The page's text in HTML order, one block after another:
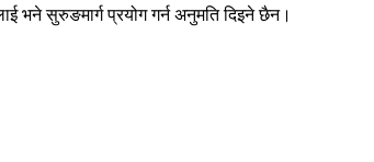
भने सुरुङमार्ग प्रयोग गर्न अनुमति दिइने छैन।